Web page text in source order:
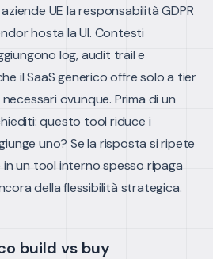
UE la responsabilità GDPR
hosta la UI. Contesti
log, audit trail e
il SaaS generico offre solo a tier
ovunque. Prima di un
questo tool riduce i
uno? Se la risposta si ripete
un tool interno spesso ripaga
della flessibilità strategica.
build vs buy